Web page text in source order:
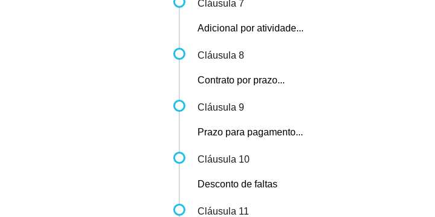
Cláusula 7
Adicional por atividade...
Cláusula 8
Contrato por prazo...
Cláusula 9
Prazo para pagamento...
Cláusula 10
Desconto de faltas
Cláusula 11